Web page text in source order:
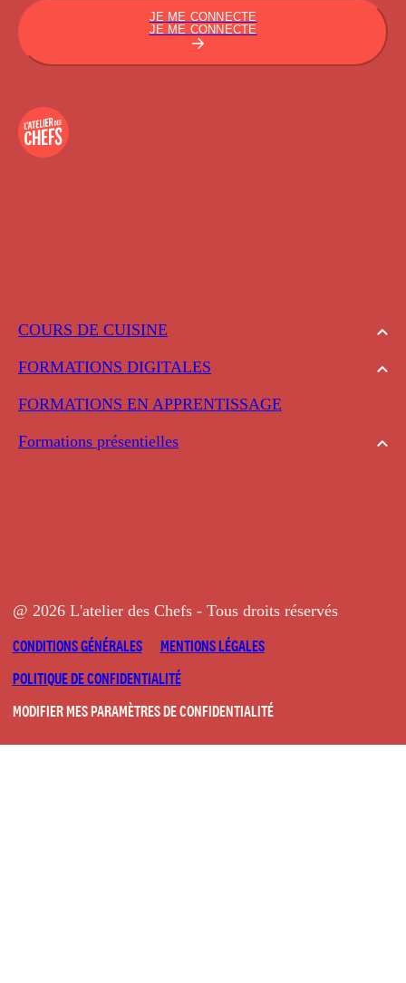
COURS DE CUISINE
FORMATIONS DIGITALES
FORMATIONS EN APPRENTISSAGE
Formations présentielles
JE ME CONNECTE
JE ME CONNECTE
@ 2026 L'atelier des Chefs - Tous droits réservés
CONDITIONS GÉNÉRALES
MENTIONS LÉGALES
POLITIQUE DE CONFIDENTIALITÉ
MODIFIER MES PARAMÈTRES DE CONFIDENTIALITÉ